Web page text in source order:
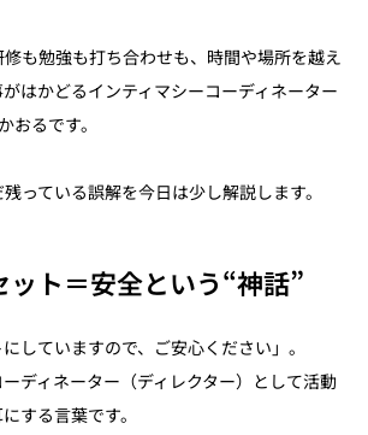
も勉強も打ち合わせも、時間や場所を越え
はかどるインティマシーコーディネーター
おるです。
っている誤解を今日は少し解説します。
ット＝安全という“神話”
にしていますので、ご安心ください」。
ディネーター（ディレクター）として活動
する言葉です。